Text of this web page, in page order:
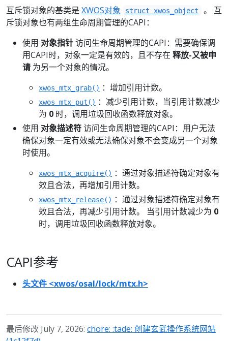
互斥锁对象的基类是 XWOS对象 struct xwos_object
。 互
斥锁对象也有两组生命周期管理的CAPI：
使用 对象指针访问生命周期管理的CAPI：需要确保调
用CAPI时，对象一定是有效的，且不存在 释放-又被申
请 为另一个对象的情况。
xwos_mtx_grab() ：增加引用计数。
xwos_mtx_put() ：减少引用计数，当引用计数减少
为 0 时，调用垃圾回收函数释放对象。
使用 对象描述符访问生命周期管理的CAPI：用户无法
确保对象一定有效或无法确保对象不会变成另一个对象
时使用。
xwos_mtx_acquire() ：通过对象描述符确定对象有
效且合法，再增加引用计数。
xwos_mtx_release() ：通过对象描述符确定对象有
效且合法，再减少引用计数。 当引用计数减少为 0
时，调用垃圾回收函数释放对象。
CAPI参考
头文件 <xwos/osal/lock/mtx.h>
最后修改 July 7, 2026: chore: :tade: 创建玄武操作系统网站